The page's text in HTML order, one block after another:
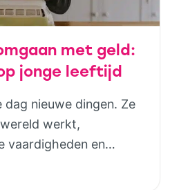
met geld:
jonge leeftijd
dag nieuwe dingen. Ze
werkt,
vaardigheden en